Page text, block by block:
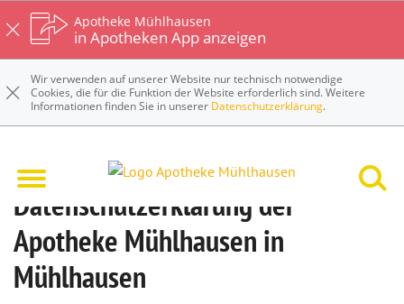
Apotheke Mühlhausen
in Apotheken App anzeigen
Wir verwenden auf unserer Website nur technisch notwendige
Cookies, die für die Funktion der Website erforderlich sind. Weitere
Informationen finden Sie in unserer Datenschutzerklärung.
Datenschutzerklärung der
Apotheke Mühlhausen in
Mühlhausen